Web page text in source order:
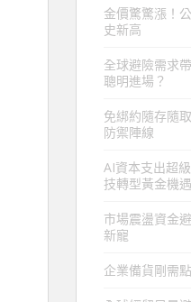
金價驚驚漲！
史新高
全球避險需求
聰明進場？
免綁約隨存隨
防禦陣線
AI資本支出超
技轉型黃金機遇
市場震盪資金
新寵
企業備貨剛需